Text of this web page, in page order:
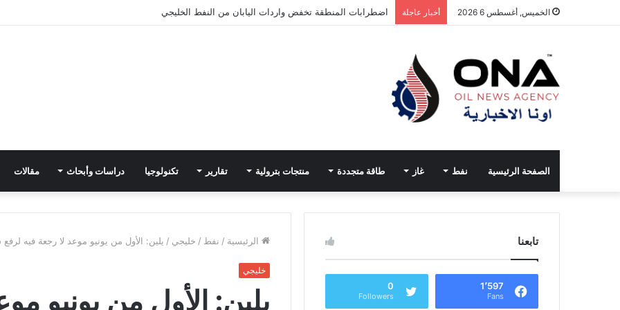
الخميس, أغسطس 6 2026 أخبار عاجلة اضطرابات المنطقة تخفض واردات اليابان من النفط الخليجي
الصفحة الرئيسية نفط غاز طاقة متجددة منتجات بترولية تقارير تكنولوجيا دراسات وأبحاث مقالات
الرئيسية / نفط / خليجي / يلين: الأول من يونيو موعد لا رجعة فيه
خليجي
يلين: الأول من يونيو
تابعنا
1٬597
Fans
0
Followers